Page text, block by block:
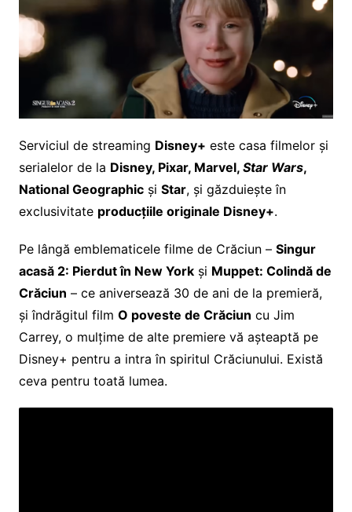
Serviciul de streaming Disney+ este casa filmelor și
serialelor de la Disney, Pixar, Marvel, Star Wars,
National Geographicși Star, și găzduiește în
exclusivitate producțiile originale Disney+.
Pe lângă emblematicele filme de Crăciun – Singur
acasă 2: Pierdut în New Yorkși Muppet: Colindă de
Crăciun – ce aniversează 30 de ani de la premieră,
și îndrăgitul film O poveste de Crăciun cu Jim
Carrey, o mulțime de alte premiere vă așteaptă pe
Disney+ pentru a intra în spiritul Crăciunului. Există
ceva pentru toată lumea.